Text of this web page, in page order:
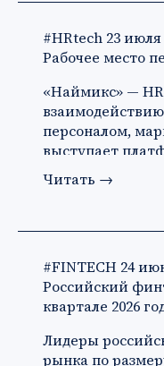
#HRtech 23 июля
Рабочее место
«Наймикс» —
персоналом,
выступает
Читать →
#FINTECH 24
Российский
квартале 2026
Лидеры
рынка по